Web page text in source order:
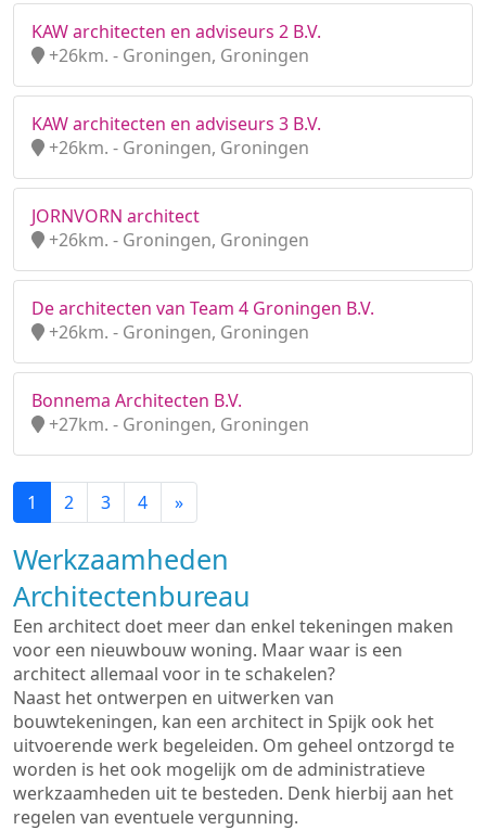
KAW architecten en adviseurs 2 B.V.
+26km. - Groningen, Groningen
KAW architecten en adviseurs 3 B.V.
+26km. - Groningen, Groningen
JORNVORN architect
+26km. - Groningen, Groningen
De architecten van Team 4 Groningen B.V.
+26km. - Groningen, Groningen
Bonnema Architecten B.V.
+27km. - Groningen, Groningen
1 2 3 4 »
Werkzaamheden
Architectenbureau
Een architect doet meer dan enkel tekeningen maken
voor een nieuwbouw woning. Maar waar is een
architect allemaal voor in te schakelen?
Naast het ontwerpen en uitwerken van
bouwtekeningen, kan een architect in Spijk ook het
uitvoerende werk begeleiden. Om geheel ontzorgd te
worden is het ook mogelijk om de administratieve
werkzaamheden uit te besteden. Denk hierbij aan het
regelen van eventuele vergunning.